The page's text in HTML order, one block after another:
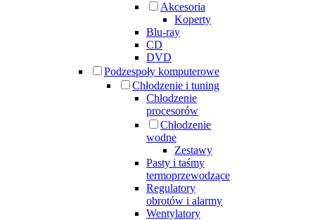
Akcesoria
Koperty
Blu-ray
CD
DVD
Podzespoły komputerowe
Chłodzenie i tuning
Chłodzenie
procesorów
Chłodzenie
wodne
Zestawy
Pasty i taśmy
termoprzewodzące
Regulatory
obrotów i alarmy
Wentylatory